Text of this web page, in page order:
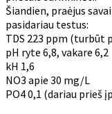
Šiandien, praėjus
pasidariau testus:
TDS 223 ppm (turbūt
pH ryte 6,8, vakare 6,2
kH 1,6
NO3 apie 30 mg/L
PO4 0,1 (dariau prieš